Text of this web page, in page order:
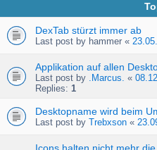
DexTab stürzt immer ab
Last post by hammer «
Applikation auf allen
Last post by .Marcus. «
Replies: 1
Desktopname wird beim
Last post by Trebxson «